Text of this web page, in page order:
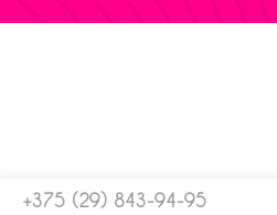
+375 (29) 843-94-95